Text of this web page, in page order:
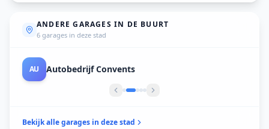
ANDERE GARAGES IN DE BUURT
6 garages in deze stad
AU Autobedrijf Convents
Bekijk alle garages in deze stad